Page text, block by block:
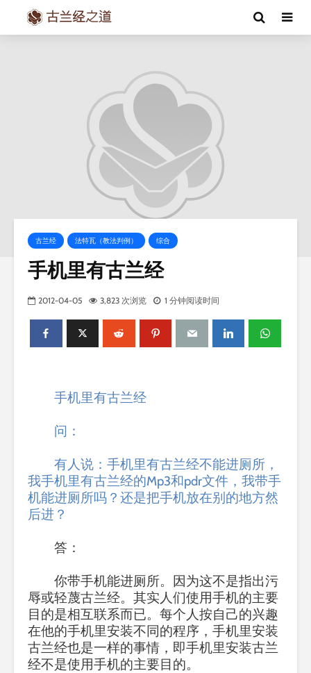
古兰经 法特瓦（教法判例） 综合
手机里有古兰经
2012-04-05 3,823 次浏览 1 分钟阅读时间
手机里有古兰经
问：
有人说：手机里有古兰经不能进厕所，
我手机里有古兰经的Mp3和pdr文件，我带手
机能进厕所吗？还是把手机放在别的地方然
后进 ？
答：
你带手机能进厕所。因为这不是指出污
辱或轻蔑古兰经。其实人们使用手机的主要
目的是相互联系而已。每个人按自己的兴趣
在他的手机里安装不同的程序，手机里安装
古兰经也是一样的事情，即手机里安装古兰
经不是使用手机的主要目的。